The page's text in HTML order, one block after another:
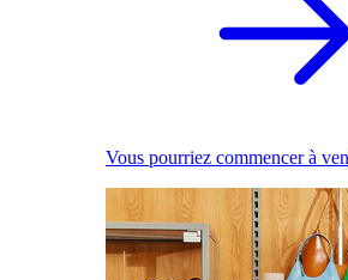
Vous pourriez commencer à